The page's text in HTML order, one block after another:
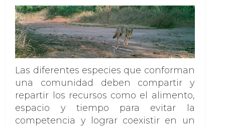
Las diferentes especies que conforman
una comunidad deben compartir y
repartir los recursos como el alimento,
espacio y tiempo para evitar la
competencia y lograr coexistir en un